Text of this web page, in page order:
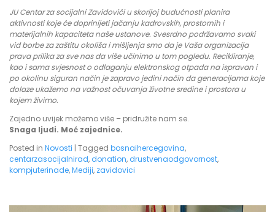
JU Centar za socijalni Zavidovići u skorijoj budućnosti planira
aktivnosti koje će doprinijeti jačanju kadrovskih, prostornih i
materijalnih kapaciteta naše ustanove. Svesrdno podržavamo svaki
vid borbe za zaštitu okoliša i mišljenja smo da je Vaša organizacija
prava prilika za sve nas da više učinimo u tom pogledu. Recikliranje,
kao i sama svjesnost o odlaganju elektronskog otpada na ispravan i
po okolinu siguran način je zapravo jedini način da generacijama koje
dolaze ukažemo na važnost očuvanja životne sredine i prostora u
kojem živimo.
Zajedno uvijek možemo više – pridružite nam se.
Snaga ljudi. Moć zajednice.
Posted in Novosti | Tagged bosnaihercegovina,
centarzasocijalnirad,donation,drustvenaodgovornost,
kompjuterinade,Mediji, zavidovici